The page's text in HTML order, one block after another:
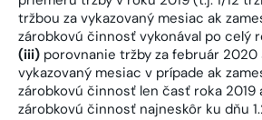
tržbou za vykazovaný mesiac ak
zárobkovú činnosť vykonával po celý
(iii) porovnanie tržby za február 2020
vykazovaný mesiac v prípade ak
zárobkovú činnosť len časť roka 2019
zárobkovú činnosť najneskôr ku dňu